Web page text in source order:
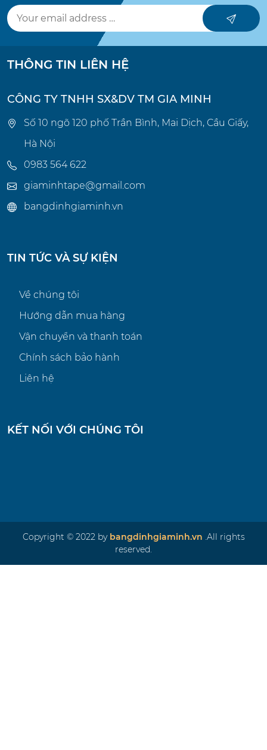
THÔNG TIN LIÊN HỆ
CÔNG TY TNHH SX&DV TM GIA MINH
Số 10 ngõ 120 phố Trần Bình, Mai Dịch, Cầu Giấy,
Hà Nội
0983 564 622
giaminhtape@gmail.com
bangdinhgiaminh.vn
TIN TỨC VÀ SỰ KIỆN
Về chúng tôi
Hướng dẫn mua hàng
Vận chuyển và thanh toán
Chính sách bảo hành
Liên hệ
KẾT NỐI VỚI CHÚNG TÔI
Copyright © 2022 by bangdinhgiaminh.vn .All rights
reserved.